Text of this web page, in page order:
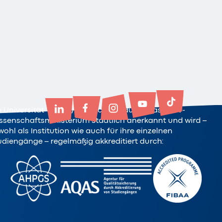
Universität Witten/Herdecke ist durch das NRW-
staatlich anerkannt und wird –
als Institution wie auch für ihre einzelnen
– regelmäßig akkreditiert durch: